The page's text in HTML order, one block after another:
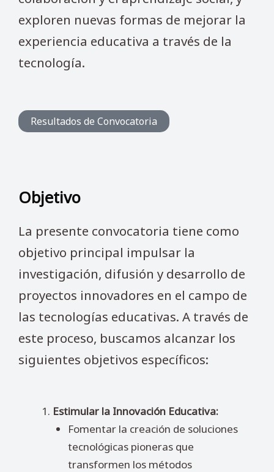
exploren nuevas formas de mejorar la
experiencia educativa a través de la
tecnología.
Resultados de Convocatoria
Objetivo
La presente convocatoria tiene como
objetivo principal impulsar la
investigación, difusión y desarrollo de
proyectos innovadores en el campo de
las tecnologías educativas. A través de
este proceso, buscamos alcanzar los
siguientes objetivos específicos:
Estimular la Innovación Educativa:
Fomentar la creación de soluciones
tecnológicas pioneras que
transformen los métodos